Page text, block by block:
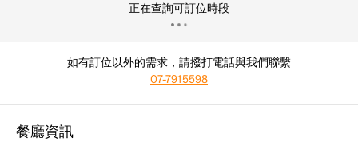
正在查詢可訂位時段
如有訂位以外的需求，請撥打電話與我們聯繫
07-7915598
餐廳資訊